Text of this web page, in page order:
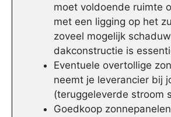
moet voldoende ruimte
met een ligging op het
zoveel mogelijk
dakconstructie is
Eventuele overtollige
neemt je leverancier bij
(teruggeleverde stroom
Goedkoop